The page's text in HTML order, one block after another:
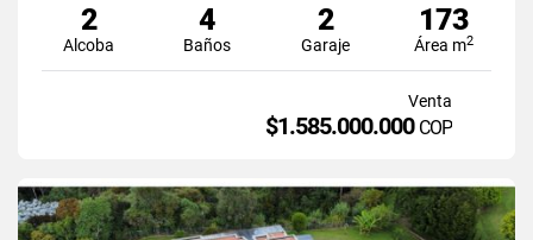
2
Alcoba
4
Baños
2
Garaje
173
Área m2
Venta
$1.585.000.000 COP